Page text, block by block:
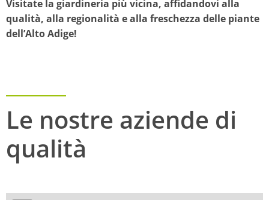
Visitate la giardineria più vicina, affidandovi alla
qualità, alla regionalità e alla freschezza delle piante
dell’Alto Adige!
Le nostre aziende di
qualità